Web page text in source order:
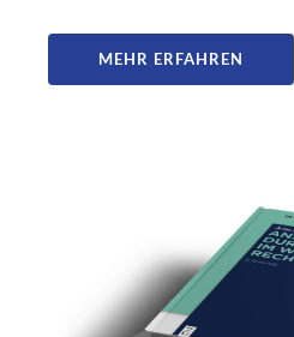
MEHR ERFAHREN